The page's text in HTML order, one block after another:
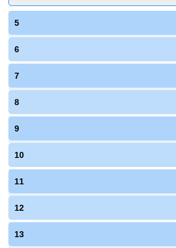
5
6
7
8
9
10
11
12
13